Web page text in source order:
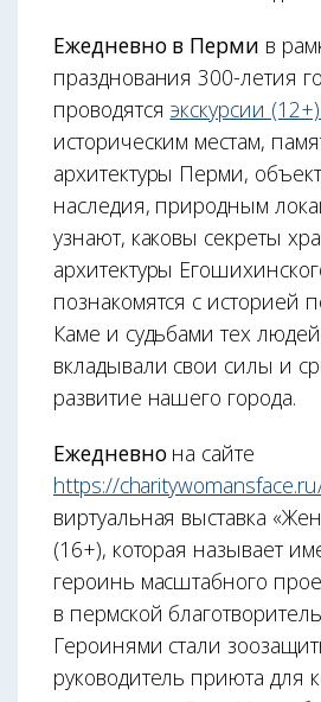
Ежедневно в Перми в
празднования 300-летия
проводятся экскурсии (12+)
историческим местам,
архитектуры Перми,
наследия, природным
узнают, каковы секреты
архитектуры
познакомятся с историей
Каме и судьбами тех
вкладывали свои силы и
развитие нашего города.
Ежедневнона сайте
https://
виртуальная выставка
(16+), которая называет
героинь масштабного
в пермской
Героинями стали
руководитель приюта для